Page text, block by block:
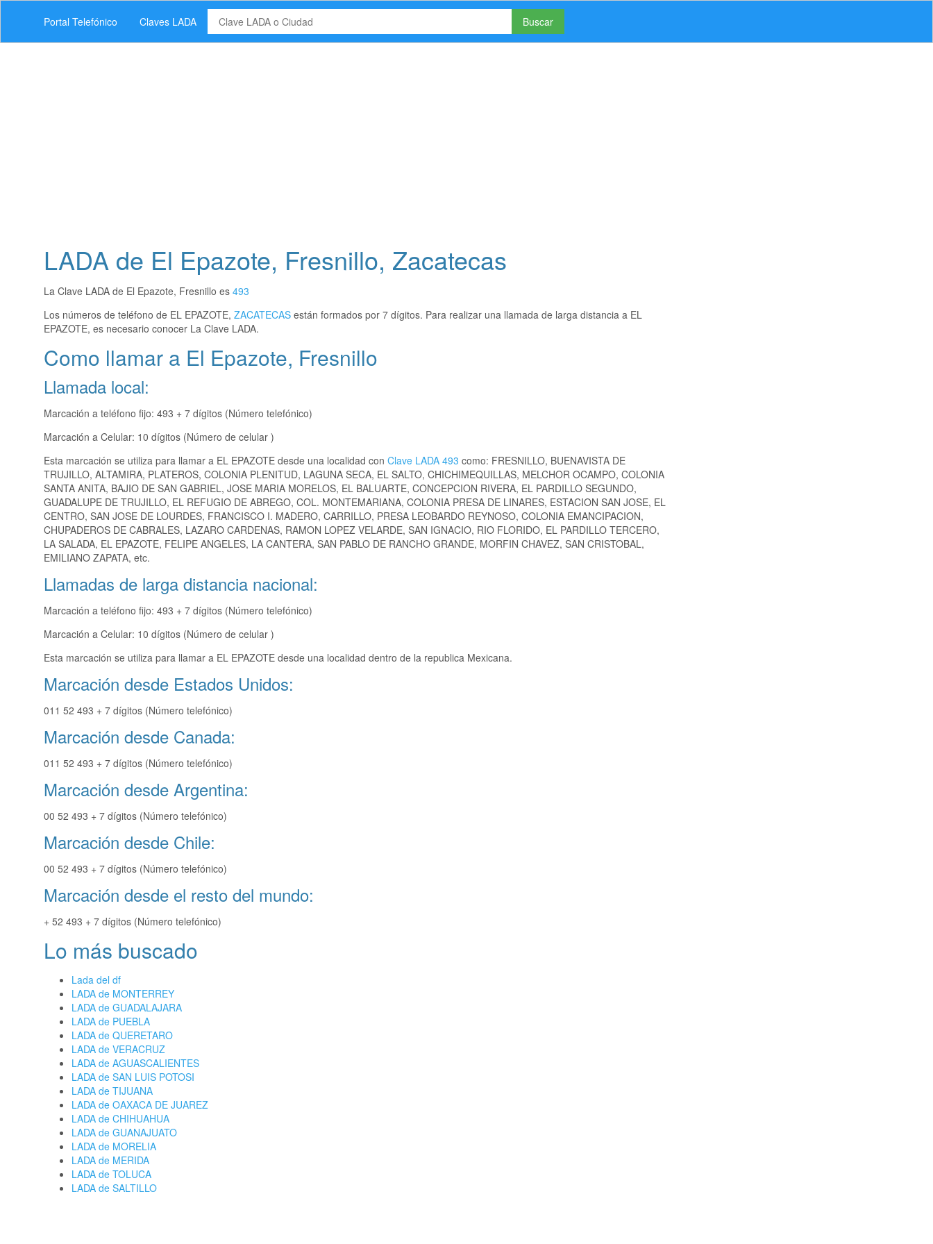
Portal Telefónico Claves LADA Buscar
LADA de El Epazote, Fresnillo, Zacatecas
La Clave LADA de El Epazote, Fresnillo es 493
Los números de teléfono de EL EPAZOTE, ZACATECAS están formados por 7 dígitos. Para realizar una llamada de larga distancia a EL
EPAZOTE, es necesario conocer La Clave LADA.
Como llamar a El Epazote, Fresnillo
Llamada local:
Marcación a teléfono fijo: 493 + 7 dígitos (Número telefónico)
Marcación a Celular: 10 dígitos (Número de celular )
Esta marcación se utiliza para llamar a EL EPAZOTE desde una localidad con Clave LADA 493 como: FRESNILLO, BUENAVISTA DE
TRUJILLO, ALTAMIRA, PLATEROS, COLONIA PLENITUD, LAGUNA SECA, EL SALTO, CHICHIMEQUILLAS, MELCHOR OCAMPO, COLONIA
SANTA ANITA, BAJIO DE SAN GABRIEL, JOSE MARIA MORELOS, EL BALUARTE, CONCEPCION RIVERA, EL PARDILLO SEGUNDO,
GUADALUPE DE TRUJILLO, EL REFUGIO DE ABREGO, COL. MONTEMARIANA, COLONIA PRESA DE LINARES, ESTACION SAN JOSE, EL
CENTRO, SAN JOSE DE LOURDES, FRANCISCO I. MADERO, CARRILLO, PRESA LEOBARDO REYNOSO, COLONIA EMANCIPACION,
CHUPADEROS DE CABRALES, LAZARO CARDENAS, RAMON LOPEZ VELARDE, SAN IGNACIO, RIO FLORIDO, EL PARDILLO TERCERO,
LA SALADA, EL EPAZOTE, FELIPE ANGELES, LA CANTERA, SAN PABLO DE RANCHO GRANDE, MORFIN CHAVEZ, SAN CRISTOBAL,
EMILIANO ZAPATA, etc.
Llamadas de larga distancia nacional:
Marcación a teléfono fijo: 493 + 7 dígitos (Número telefónico)
Marcación a Celular: 10 dígitos (Número de celular )
Esta marcación se utiliza para llamar a EL EPAZOTE desde una localidad dentro de la republica Mexicana.
Marcación desde Estados Unidos:
011 52 493 + 7 dígitos (Número telefónico)
Marcación desde Canada:
011 52 493 + 7 dígitos (Número telefónico)
Marcación desde Argentina:
00 52 493 + 7 dígitos (Número telefónico)
Marcación desde Chile:
00 52 493 + 7 dígitos (Número telefónico)
Marcación desde el resto del mundo:
+ 52 493 + 7 dígitos (Número telefónico)
Lo más buscado
Lada del df
LADA de MONTERREY
LADA de GUADALAJARA
LADA de PUEBLA
LADA de QUERETARO
LADA de VERACRUZ
LADA de AGUASCALIENTES
LADA de SAN LUIS POTOSI
LADA de TIJUANA
LADA de OAXACA DE JUAREZ
LADA de CHIHUAHUA
LADA de GUANAJUATO
LADA de MORELIA
LADA de MERIDA
LADA de TOLUCA
LADA de SALTILLO